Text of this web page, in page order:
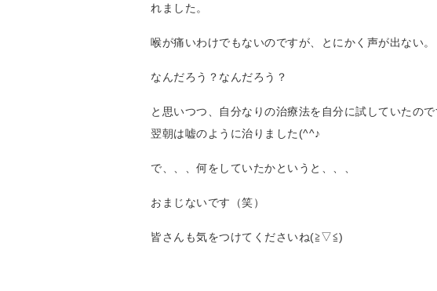
れました。
喉が痛いわけでもないのですが、とにかく声が出ない。
なんだろう？なんだろう？
と思いつつ、自分なりの治療法を自分に試していたので
翌朝は嘘のように治りました(^^♪
で、、、何をしていたかというと、、、
おまじないです（笑）
皆さんも気をつけてくださいね(≧▽≦)